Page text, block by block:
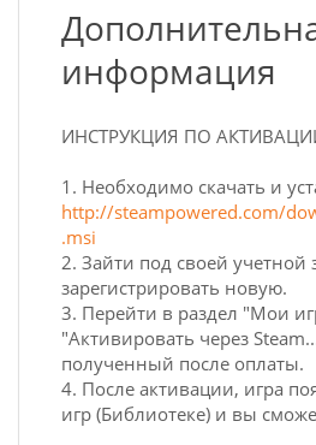
информация
ИНСТРУКЦИЯ ПО
1. Необходимо скачать и
http://steampowered.com/
.msi
2. Зайти под своей учетной
зарегистрировать новую.
3. Перейти в раздел "Мои
"Активировать через
полученный после оплаты.
4. После активации, игра
игр (Библиотеке) и вы